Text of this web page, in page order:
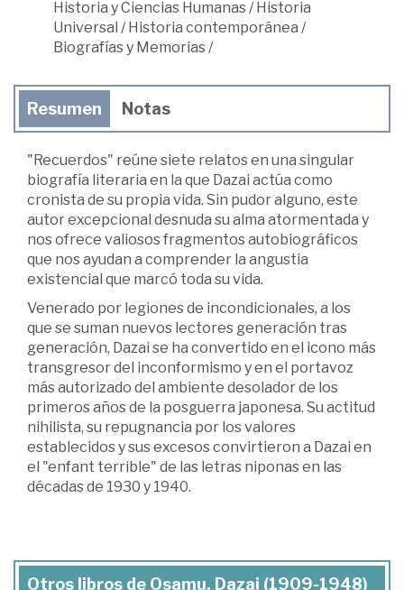
Historia y Ciencias Humanas/Historia
Universal /Historia contemporánea /
Biografías y Memorias/
Resumen Notas
"Recuerdos" reúne siete relatos en una singular
biografía literaria en la que Dazai actúa como
cronista de su propia vida. Sin pudor alguno, este
autor excepcional desnuda su alma atormentada y
nos ofrece valiosos fragmentos autobiográficos
que nos ayudan a comprender la angustia
existencial que marcó toda su vida.
Venerado por legiones de incondicionales, a los
que se suman nuevos lectores generación tras
generación, Dazai se ha convertido en el icono más
transgresor del inconformismo y en el portavoz
más autorizado del ambiente desolador de los
primeros años de la posguerra japonesa. Su actitud
nihilista, su repugnancia por los valores
establecidos y sus excesos convirtieron a Dazai en
el "enfant terrible" de las letras niponas en las
décadas de 1930 y 1940.
Otros libros de Osamu, Dazai (1909-1948)